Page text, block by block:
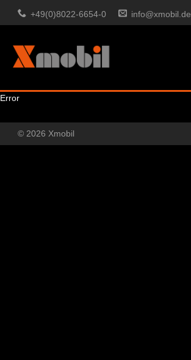
+49(0)8022-6654-0 info@xmobil.de
Error
© 2026 Xmobil